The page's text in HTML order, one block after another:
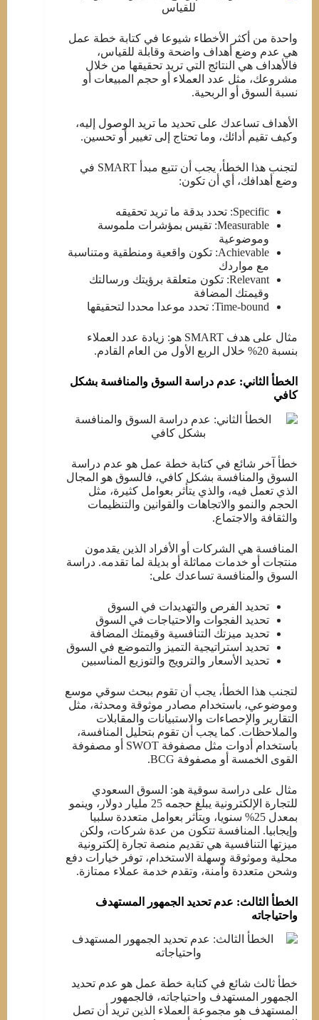
واحدة من أكثر الأخطاء شيوعا في كتابة خطة عمل
هي عدم وضع أهداف واضحة وقابلة للقياس،
فالأهداف هي النتائج التي تريد تحقيقها من خلال
مشروعك، مثل عدد العملاء أو حجم المبيعات أو
نسبة السوق أو الربحية.
الأهداف تساعدك على تحديد ما تريد الوصول إليه،
وكيف تقيم أدائك، وما تحتاج إلى تغيير أو تحسين.
لتجنب هذا الخطأ، يجب أن تتبع مبدأ SMART في
وضع أهدافك، أي أن تكون:
Specific: تحدد بدقة ما تريد تحقيقه
Measurable: تقيس بمؤشرات ملموسة
وموضوعية
Achievable: تكون واقعية ومنطقية ومتناسبة
مع مواردك
Relevant: تكون متعلقة برؤيتك ورسالتك
وقيمتك المضافة
Time-bound: تحدد موعدا محددا لتحقيقها
مثال على هدف SMART هو: زيادة عدد العملاء
بنسبة 20% خلال الربع الأول من العام القادم.
الخطأ الثاني: عدم دراسة السوق والمنافسة بشكل
كافي
خطأ آخر شائع في كتابة خطة عمل هو عدم دراسة
السوق والمنافسة بشكل كافي، فالسوق هو المجال
الذي تعمل فيه، والذي يتأثر بعوامل كثيرة، مثل
الحجم والنمو والاتجاهات والقوانين والتنظيمات
والثقافة والاجتماع.
المنافسة هي الشركات أو الأفراد الذين يقدمون
منتجات أو خدمات مماثلة أو بديلة لما تقدمه. دراسة
السوق والمنافسة تساعدك على:
تحديد الفرص والتهديدات في السوق
تحديد الفجوات والاحتياجات في السوق
تحديد ميزتك التنافسية وقيمتك المضافة
تحديد استراتيجية التميز والتموضع في السوق
تحديد الأسعار والترويج والتوزيع المناسبين
لتجنب هذا الخطأ، يجب أن تقوم ببحث سوقي موسع
وموضوعي، باستخدام مصادر موثوقة ومحدثة، مثل
التقارير والإحصاءات والاستبيانات والمقابلات
والملاحظات. كما يجب أن تقوم بتحليل المنافسة،
باستخدام أدوات مثل مصفوفة SWOT أو مصفوفة
القوى الخمسة أو مصفوفة BCG.
مثال على دراسة سوقية هو: السوق السعودي
للتجارة الإلكترونية يبلغ حجمه 25 مليار دولار، وينمو
بمعدل 25% سنويا، ويتأثر بعوامل متعددة سلبيا
وإيجابيا. المنافسة تتكون من عدة شركات، ولكن
ميزتها التنافسية هي تقديم منصة تجارة إلكترونية
محلية وموثوقة وسهلة الاستخدام، توفر خيارات دفع
وشحن متعددة وآمنة، وتقدم خدمة عملاء ممتازة.
الخطأ الثالث: عدم تحديد الجمهور المستهدف
واحتياجاته
خطأ ثالث شائع في كتابة خطة عمل هو عدم تحديد
الجمهور المستهدف واحتياجاته، فالجمهور
المستهدف هو مجموعة العملاء الذين تريد أن تصل